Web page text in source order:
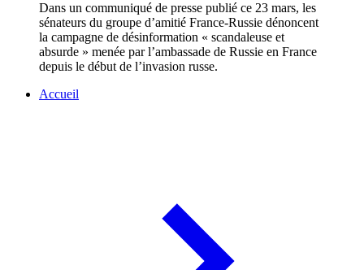
Dans un communiqué de presse publié ce 23 mars, les
sénateurs du groupe d’amitié France-Russie dénoncent
la campagne de désinformation « scandaleuse et
absurde » menée par l’ambassade de Russie en France
depuis le début de l’invasion russe.
Accueil